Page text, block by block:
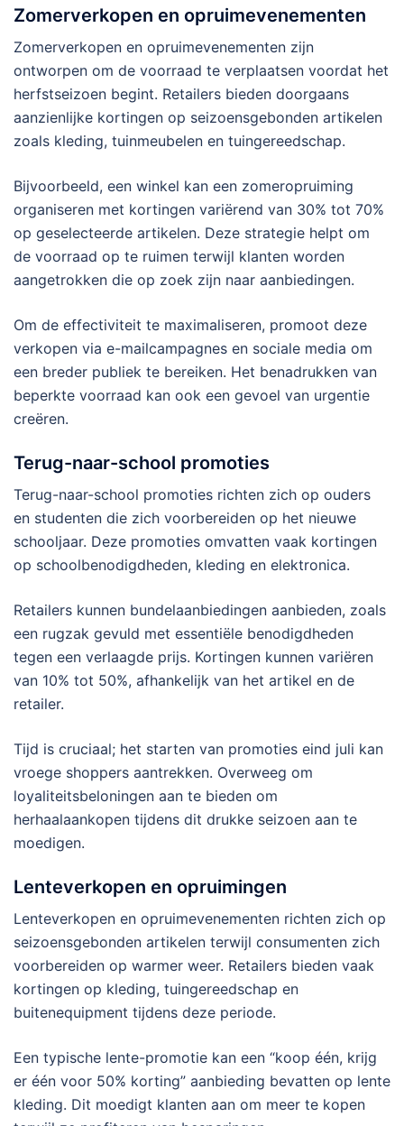
Zomerverkopen en opruimevenementen
Zomerverkopen en opruimevenementen zijn
ontworpen om de voorraad te verplaatsen voordat het
herfstseizoen begint. Retailers bieden doorgaans
aanzienlijke kortingen op seizoensgebonden artikelen
zoals kleding, tuinmeubelen en tuingereedschap.
Bijvoorbeeld, een winkel kan een zomeropruiming
organiseren met kortingen variërend van 30% tot 70%
op geselecteerde artikelen. Deze strategie helpt om
de voorraad op te ruimen terwijl klanten worden
aangetrokken die op zoek zijn naar aanbiedingen.
Om de effectiviteit te maximaliseren, promoot deze
verkopen via e-mailcampagnes en sociale media om
een breder publiek te bereiken. Het benadrukken van
beperkte voorraad kan ook een gevoel van urgentie
creëren.
Terug-naar-school promoties
Terug-naar-school promoties richten zich op ouders
en studenten die zich voorbereiden op het nieuwe
schooljaar. Deze promoties omvatten vaak kortingen
op schoolbenodigdheden, kleding en elektronica.
Retailers kunnen bundelaanbiedingen aanbieden, zoals
een rugzak gevuld met essentiële benodigdheden
tegen een verlaagde prijs. Kortingen kunnen variëren
van 10% tot 50%, afhankelijk van het artikel en de
retailer.
Tijd is cruciaal; het starten van promoties eind juli kan
vroege shoppers aantrekken. Overweeg om
loyaliteitsbeloningen aan te bieden om
herhaalaankopen tijdens dit drukke seizoen aan te
moedigen.
Lenteverkopen en opruimingen
Lenteverkopen en opruimevenementen richten zich op
seizoensgebonden artikelen terwijl consumenten zich
voorbereiden op warmer weer. Retailers bieden vaak
kortingen op kleding, tuingereedschap en
buitenequipment tijdens deze periode.
Een typische lente-promotie kan een “koop één, krijg
er één voor 50% korting” aanbieding bevatten op lente
kleding. Dit moedigt klanten aan om meer te kopen